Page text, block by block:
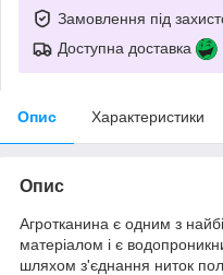
Замовлення під
Доступна доставка
Опис Характеристики
Опис
Агротканина є одним з
матеріалом і є
шляхом з'єднання ниток